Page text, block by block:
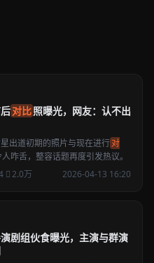
对比照曝光，网友：认不出
出道初期的照片与现在进行对
咋舌，整容话题再度引发热议。
2.0万 2026-04-13 16:20
演剧组伙食曝光，主演与群演